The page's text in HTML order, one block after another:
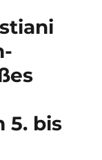
5. bis